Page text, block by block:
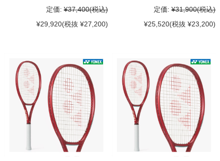
定価: ¥37,400(税込)
¥29,920(税抜 ¥27,200)
定価: ¥31,900(税込)
¥25,520(税抜 ¥23,200)